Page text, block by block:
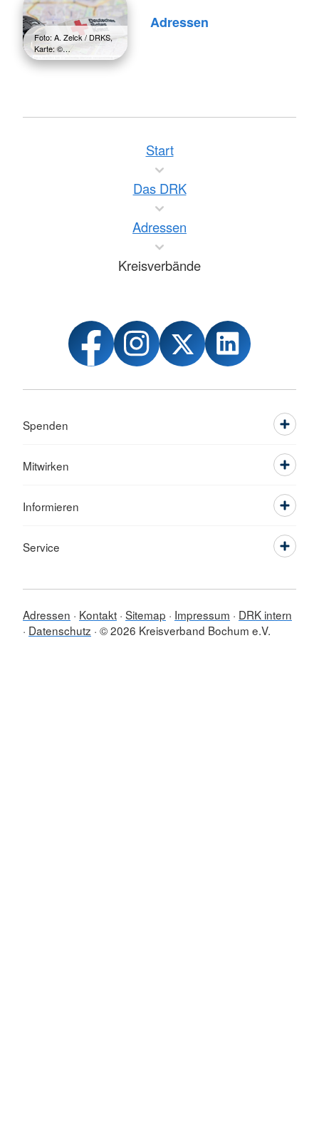
Foto: A. Zelck / DRKS,
Karte: ©…
Adressen
Start
Das DRK
Adressen
Kreisverbände
Spenden
Mitwirken
Informieren
Service
Adressen Kontakt Sitemap Impressum
DRK intern
Datenschutz © 2026 Kreisverband Bochum e.V.